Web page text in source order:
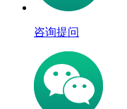
咨询提问